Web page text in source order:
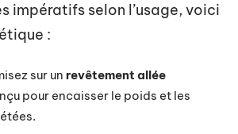
impératifs selon l’usage, voici
:
sur un revêtement allée
pour encaisser le poids et les